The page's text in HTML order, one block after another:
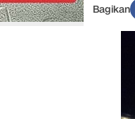
Bagikan